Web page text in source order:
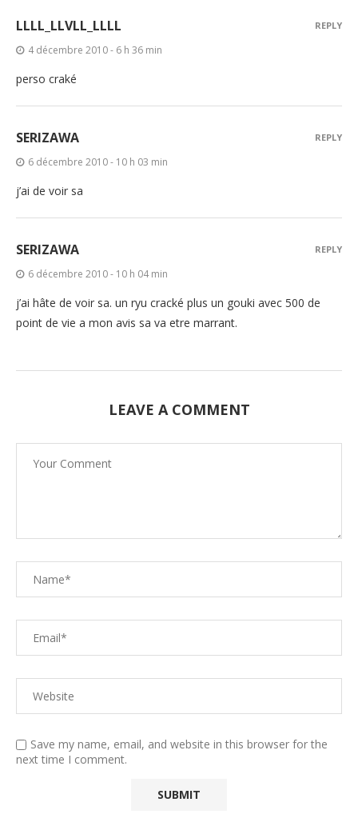
LLLL_LLVLL_LLLL
4 décembre 2010 - 6 h 36 min
perso craké
REPLY
SERIZAWA
6 décembre 2010 - 10 h 03 min
j’ai de voir sa
REPLY
SERIZAWA
6 décembre 2010 - 10 h 04 min
j’ai hâte de voir sa. un ryu cracké plus un gouki avec 500 de
point de vie a mon avis sa va etre marrant.
REPLY
LEAVE A COMMENT
Save my name, email, and website in this browser for the
next time I comment.